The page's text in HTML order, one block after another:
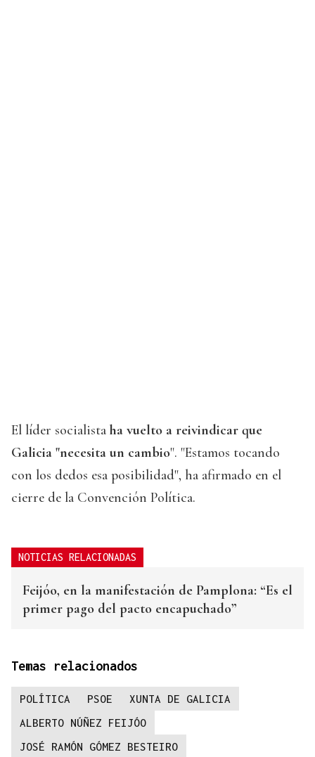
El líder socialista ha vuelto a reivindicar que
Galicia "necesita un cambio". "Estamos tocando
con los dedos esa posibilidad", ha afirmado en el
cierre de la Convención Política.
NOTICIAS RELACIONADAS
Feijóo, en la manifestación de Pamplona: “Es el
primer pago del pacto encapuchado”
Temas relacionados
POLÍTICA PSOE
XUNTA DE GALICIA
ALBERTO NÚÑEZ FEIJÓO
JOSÉ RAMÓN GÓMEZ BESTEIRO